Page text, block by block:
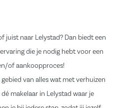
juist naar Lelystad? Dan biedt een
die je nodig hebt voor een
of aankoopproces!
van alles wat met verhuizen
makelaar in Lelystad waar je